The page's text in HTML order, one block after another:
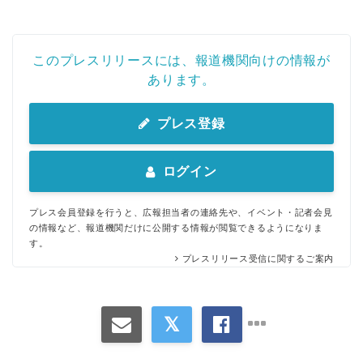
このプレスリリースには、報道機関向けの情報が
あります。
プレス登録
ログイン
プレス会員登録を行うと、広報担当者の連絡先や、イベント・記者会見
の情報など、報道機関だけに公開する情報が閲覧できるようになりま
す。
プレスリリース受信に関するご案内